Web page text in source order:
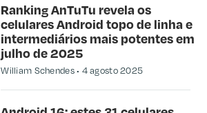
Ranking AnTuTu revela os
celulares Android topo de linha e
intermediários mais potentes em
julho de 2025
William Schendes 4 agosto 2025